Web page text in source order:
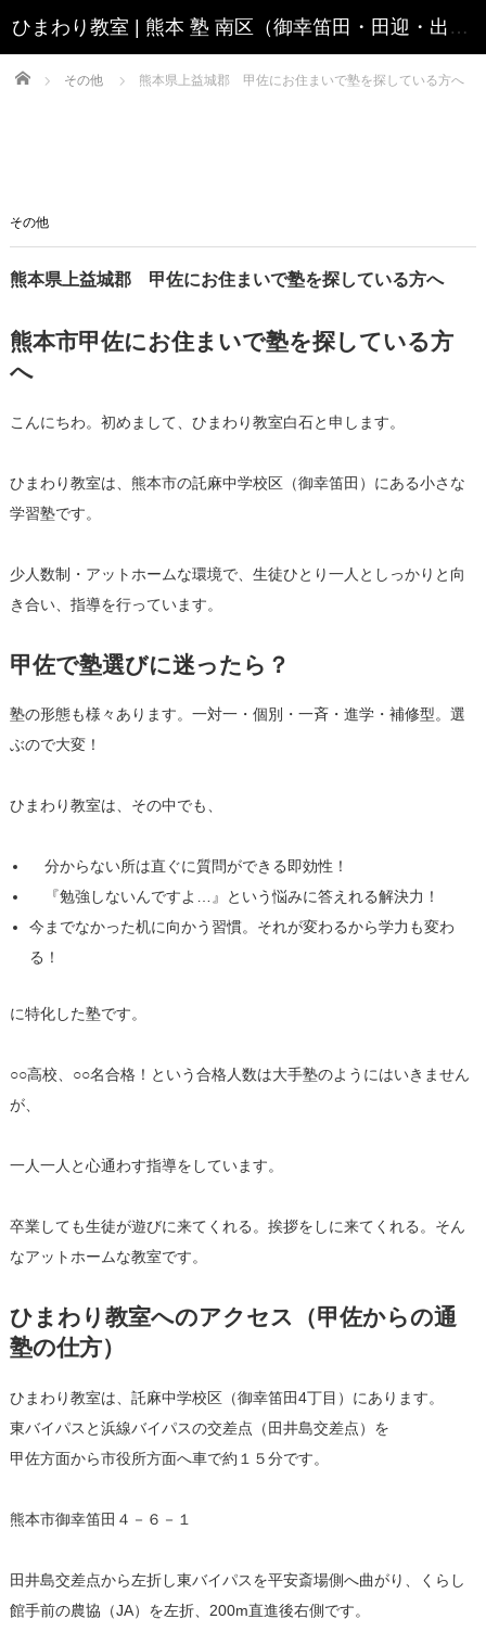
Home その他 熊本県上益城郡 甲佐にお住まいで塾を探している方へ
その他
熊本県上益城郡 甲佐にお住まいで塾を探している方へ
熊本市甲佐にお住まいで塾を探している方
へ
こんにちわ。初めまして、ひまわり教室白石と申します。
ひまわり教室は、熊本市の託麻中学校区（御幸笛田）にある小さな
学習塾です。
少人数制・アットホームな環境で、生徒ひとり一人としっかりと向
き合い、指導を行っています。
甲佐で塾選びに迷ったら？
塾の形態も様々あります。一対一・個別・一斉・進学・補修型。選
ぶので大変！
ひまわり教室は、その中でも、
分からない所は直ぐに質問ができる即効性！
『勉強しないんですよ…』という悩みに答えれる解決力！
今までなかった机に向かう習慣。それが変わるから学力も変わ
る！
に特化した塾です。
○○高校、○○名合格！という合格人数は大手塾のようにはいきません
が、
一人一人と心通わす指導をしています。
卒業しても生徒が遊びに来てくれる。挨拶をしに来てくれる。そん
なアットホームな教室です。
ひまわり教室へのアクセス（甲佐からの通
塾の仕方）
ひまわり教室は、託麻中学校区（御幸笛田4丁目）にあります。
東バイパスと浜線バイパスの交差点（田井島交差点）を
甲佐方面から市役所方面へ車で約１５分です。
熊本市御幸笛田４－６－１
田井島交差点から左折し東バイパスを平安斎場側へ曲がり、くらし
館手前の農協（JA）を左折、200m直進後右側です。